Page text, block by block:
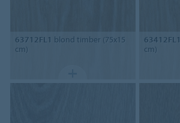
63712FL1 blond timber (75x15
cm)
63412FL1
cm)